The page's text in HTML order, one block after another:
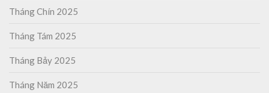
Tháng Chín 2025
Tháng Tám 2025
Tháng Bảy 2025
Tháng Năm 2025